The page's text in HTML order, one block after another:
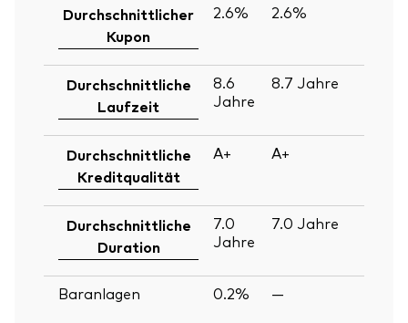
Durchschnittlicher
Kupon
2.6% 2.6%
Durchschnittliche
Laufzeit
8.6
Jahre
8.7 Jahre
Durchschnittliche
Kreditqualität
A+ A+
Durchschnittliche
Duration
7.0
Jahre
7.0 Jahre
Baranlagen
0.2% —